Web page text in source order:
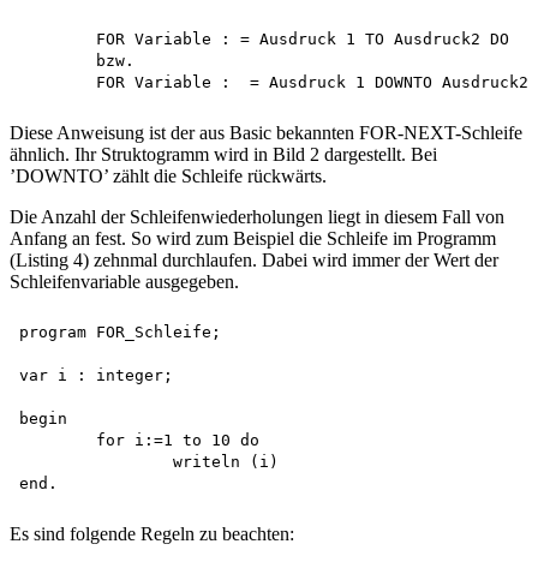
Diese Anweisung ist der aus Basic bekannten FOR-NEXT-Schleife
ähnlich. Ihr Struktogramm wird in Bild 2 dargestellt. Bei
’DOWNTO’ zählt die Schleife rückwärts.
Die Anzahl der Schleifenwiederholungen liegt in diesem Fall von
Anfang an fest. So wird zum Beispiel die Schleife im Programm
(Listing 4) zehnmal durchlaufen. Dabei wird immer der Wert der
Schleifenvariable ausgegeben.
program FOR_Schleife;
var i :	integer;
begin
Es sind folgende Regeln zu beachten: